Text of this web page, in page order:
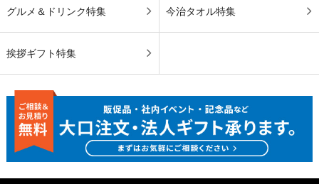
グルメ＆ドリンク特集 今治タオル特集
挨拶ギフト特集